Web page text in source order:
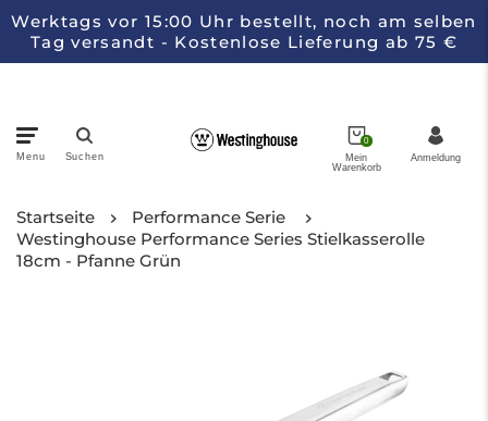
Werktags vor 15:00 Uhr bestellt, noch am selben
Tag versandt - Kostenlose Lieferung ab 75 €
Pfannen
Küchengeräte
Menu Suchen
0
Mein
Warenkorb
Anmeldung
Startseite
Performance Serie
Westinghouse Performance Series Stielkasserolle
18cm - Pfanne Grün